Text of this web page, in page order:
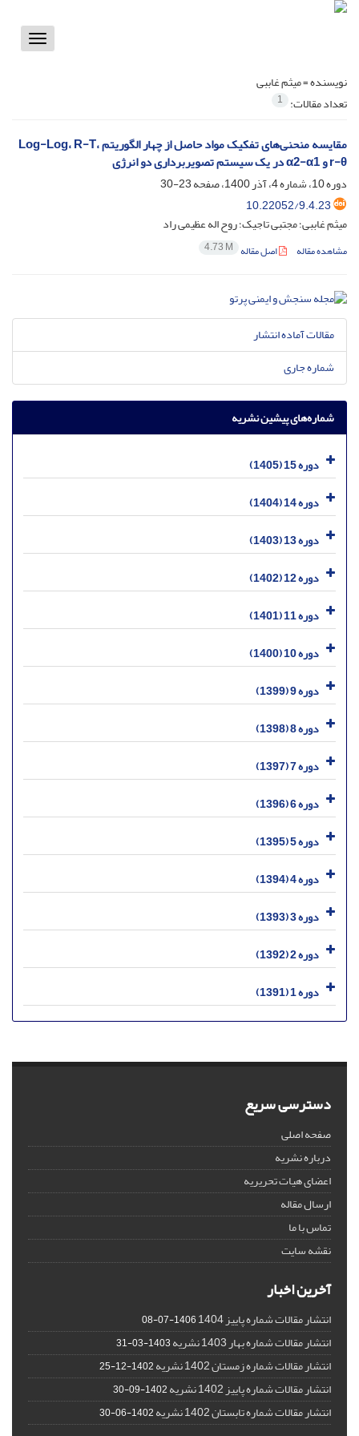
Toggle
نویسنده =میثم غاببی
تعداد مقالات: 1
مقایسه منحنی‌های تفکیک مواد حاصل از چهار الگوریتم Log-Log، R-T،
r-θ و α2-α1 در یک سیستم تصویربرداری دو انرژی
دوره 10، شماره 4، آذر 1400، صفحه
23-30
10.22052/9.4.23
میثم غاببی؛ مجتبی تاجیک؛ روح اله عظیمی راد
مشاهده مقاله اصل مقاله 4.73 M
مقالات آماده انتشار
شماره جاری
شماره‌های پیشین نشریه
دوره 15 (1405)
دوره 14 (1404)
دوره 13 (1403)
دوره 12 (1402)
دوره 11 (1401)
دوره 10 (1400)
دوره 9 (1399)
دوره 8 (1398)
دوره 7 (1397)
دوره 6 (1396)
دوره 5 (1395)
دوره 4 (1394)
دوره 3 (1393)
دوره 2 (1392)
دوره 1 (1391)
دسترسی سریع
صفحه اصلی
درباره نشریه
اعضای هیات تحریریه
ارسال مقاله
تماس با ما
نقشه سایت
آخرین اخبار
انتشار مقالات شماره پاییز 1404 1406-07-08
انتشار مقالات شماره بهار 1403 نشریه 1403-03-31
انتشار مقالات شماره زمستان 1402 نشریه 1402-12-25
انتشار مقالات شماره پاییز 1402 نشریه 1402-09-30
انتشار مقالات شماره تابستان 1402 نشریه 1402-06-30